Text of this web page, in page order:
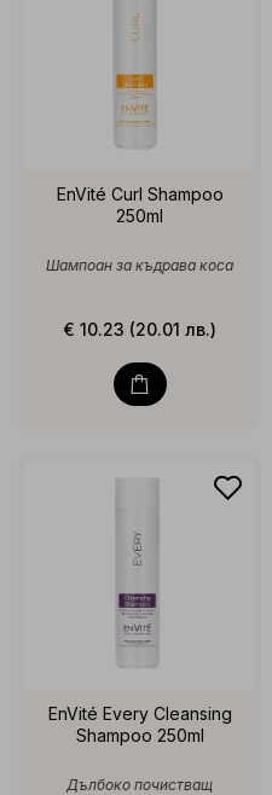
EnVité Curl Shampoo
250ml
Шампоан за къдрава коса
€ 10.23 (20.01 лв.)
EnVité Every Cleansing
Shampoo 250ml
Дълбоко почистващ